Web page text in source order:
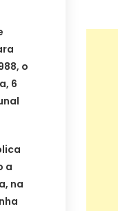
o
6
a
na